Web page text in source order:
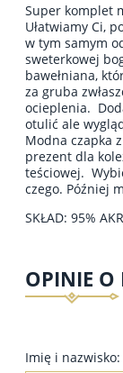
Super komplet
Ułatwiamy Ci,
w tym samym
sweterkowej
bawełniana,
za gruba
ocieplenia.
otulić ale
Modna czapka
prezent dla
teściowej.
czego. Później
SKŁAD: 95%
OPINIE O
Imię i nazwisko: